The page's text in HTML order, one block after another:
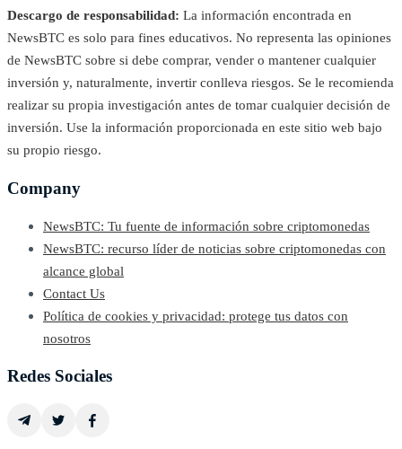
Descargo de responsabilidad: La información encontrada en
NewsBTC es solo para fines educativos. No representa las opiniones
de NewsBTC sobre si debe comprar, vender o mantener cualquier
inversión y, naturalmente, invertir conlleva riesgos. Se le recomienda
realizar su propia investigación antes de tomar cualquier decisión de
inversión. Use la información proporcionada en este sitio web bajo
su propio riesgo.
Company
NewsBTC: Tu fuente de información sobre criptomonedas
NewsBTC: recurso líder de noticias sobre criptomonedas con
alcance global
Contact Us
Política de cookies y privacidad: protege tus datos con
nosotros
Redes Sociales